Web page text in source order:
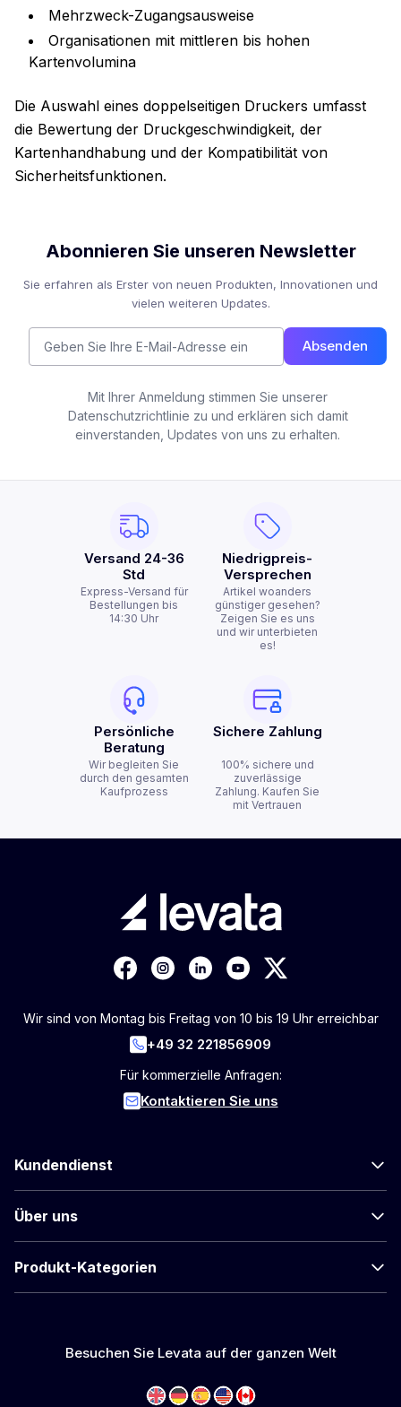
Mehrzweck-Zugangsausweise
Organisationen mit mittleren bis hohen
Kartenvolumina
Die Auswahl eines doppelseitigen Druckers umfasst
die Bewertung der Druckgeschwindigkeit, der
Kartenhandhabung und der Kompatibilität von
Sicherheitsfunktionen.
Abonnieren Sie unseren Newsletter
Sie erfahren als Erster von neuen Produkten, Innovationen und
vielen weiteren Updates.
Absenden
Mit Ihrer Anmeldung stimmen Sie unserer
Datenschutzrichtlinie zu und erklären sich damit
einverstanden, Updates von uns zu erhalten.
Versand 24-36
Std
Express-Versand für
Bestellungen bis
14:30 Uhr
Niedrigpreis-
Versprechen
Artikel woanders
günstiger gesehen?
Zeigen Sie es uns
und wir unterbieten
es!
Persönliche
Beratung
Wir begleiten Sie
durch den gesamten
Kaufprozess
Sichere Zahlung
100% sichere und
zuverlässige
Zahlung. Kaufen Sie
mit Vertrauen
Wir sind von Montag bis Freitag von 10 bis 19 Uhr erreichbar
+49 32 221856909
Für kommerzielle Anfragen:
Kontaktieren Sie uns
Kundendienst
Über uns
Produkt-Kategorien
Besuchen Sie Levata auf der ganzen Welt